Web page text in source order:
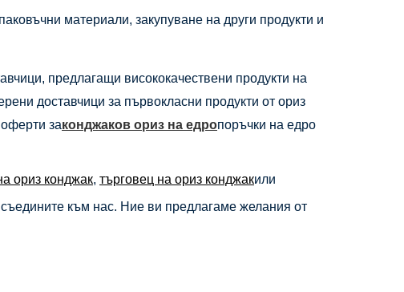
материали, закупуване на други продукти и
предлагащи висококачествени продукти на
доставчици за първокласни продукти от ориз
законджаков ориз на едропоръчки на едро
ориз конджак, търговец на ориз конджакили
към нас. Ние ви предлагаме желания от